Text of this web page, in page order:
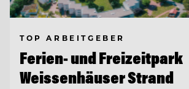
TOP ARBEITGEBER
Ferien- und Freizeitpark
Weissenhäuser Strand